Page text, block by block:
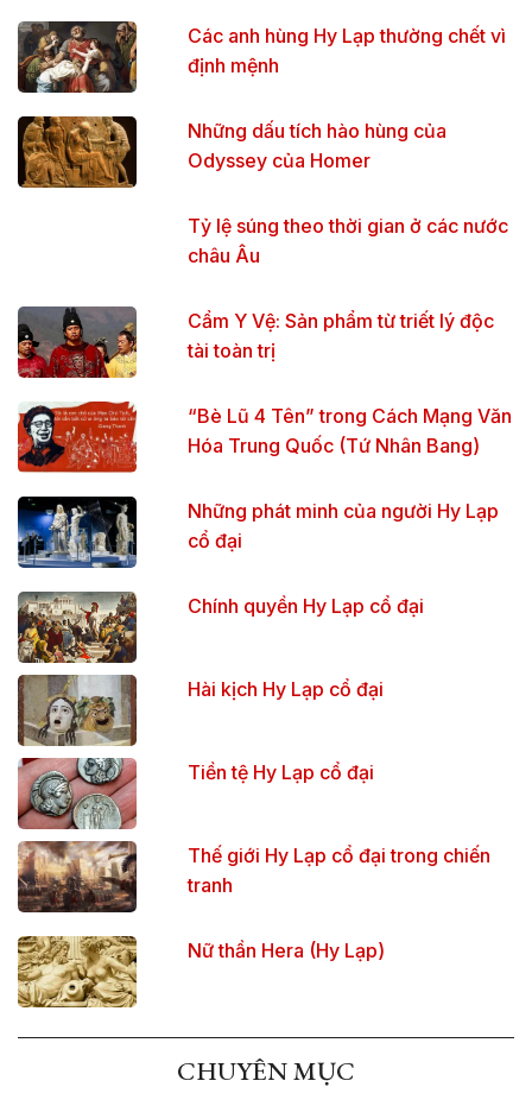
Các anh hùng Hy Lạp thường chết vì
định mệnh
Những dấu tích hào hùng của
Odyssey của Homer
Tỷ lệ súng theo thời gian ở các nước
châu Âu
Cẩm Y Vệ: Sản phẩm từ triết lý độc
tài toàn trị
“Bè Lũ 4 Tên” trong Cách Mạng Văn
Hóa Trung Quốc (Tứ Nhân Bang)
Những phát minh của người Hy Lạp
cổ đại
Chính quyền Hy Lạp cổ đại
Hài kịch Hy Lạp cổ đại
Tiền tệ Hy Lạp cổ đại
Thế giới Hy Lạp cổ đại trong chiến
tranh
Nữ thần Hera (Hy Lạp)
CHUYÊN MỤC